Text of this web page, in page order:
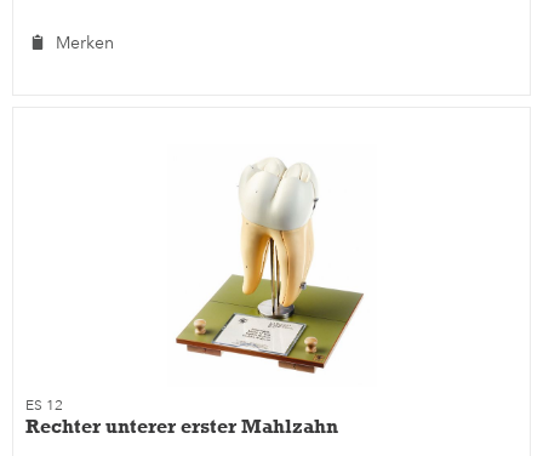
Merken
ES 12
Rechter unterer erster Mahlzahn